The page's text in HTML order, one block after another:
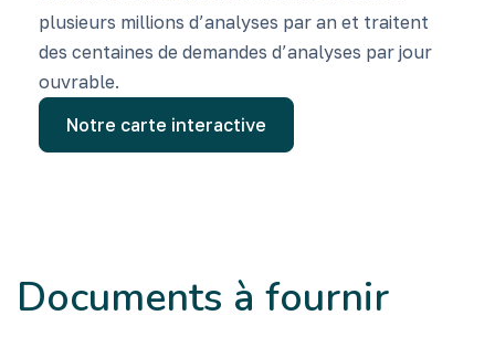
plusieurs millions d’analyses par an et traitent
des centaines de demandes d’analyses par jour
ouvrable.
Notre carte interactive
Documents à fournir